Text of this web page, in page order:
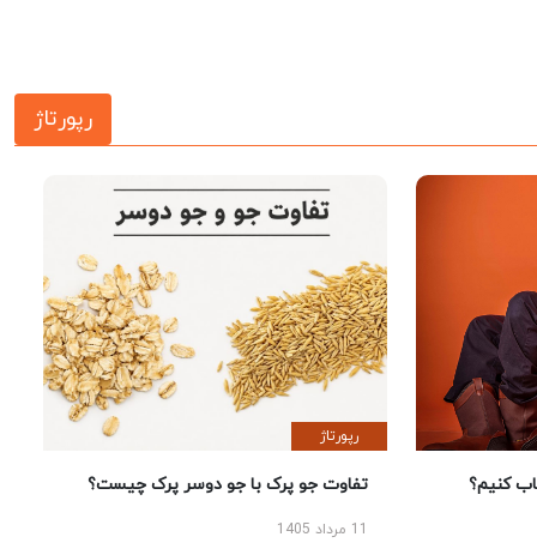
رپورتاژ
کنیم؟
رپورتاژ
تفاوت جو پرک با جو دوسر پرک چیست؟